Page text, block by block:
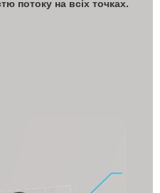
потоку на всіх точках.